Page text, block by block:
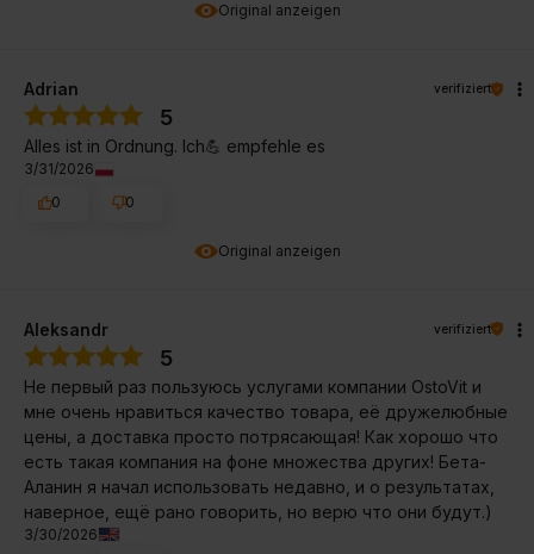
Original anzeigen
Original anzeigen
Adrian verifiziert
5
Alles ist in Ordnung. Ich💪 empfehle es
3/31/2026
0
0
Aleksandr verifiziert
5
Не первый раз пользуюсь услугами компании OstoVit и
мне очень нравиться качество товара, её дружелюбные
цены, а доставка просто потрясающая! Как хорошо что
есть такая компания на фоне множества других! Бета-
Аланин я начал использовать недавно, и о результатах,
наверное, ещё рано говорить, но верю что они будут.)
3/30/2026